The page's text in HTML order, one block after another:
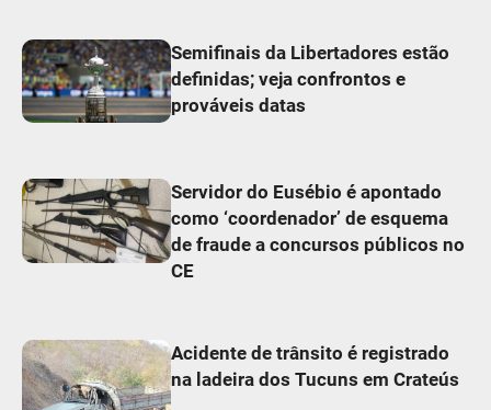
Semifinais da Libertadores estão
definidas; veja confrontos e
prováveis datas
Servidor do Eusébio é apontado
como ‘coordenador’ de esquema
de fraude a concursos públicos no
CE
Acidente de trânsito é registrado
na ladeira dos Tucuns em Crateús